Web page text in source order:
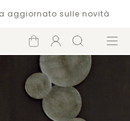
aggiornato sulle novità
Carrello
Account
Cerca Menù